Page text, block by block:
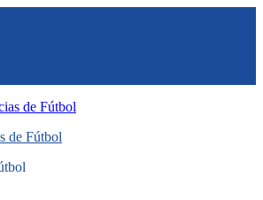
de Fútbol